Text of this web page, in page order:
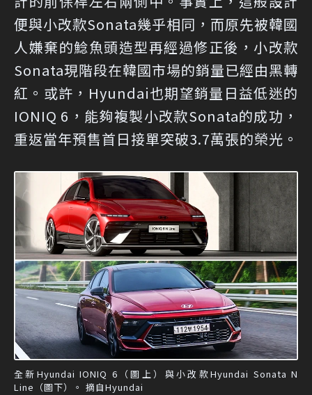
便與小改款Sonata幾乎相同，而原先被韓國
人嫌棄的鯰魚頭造型再經過修正後，小改款
Sonata現階段在韓國市場的銷量已經由黑轉
紅。或許，Hyundai也期望銷量日益低迷的
IONIQ 6，能夠複製小改款Sonata的成功，
重返當年預售首日接單突破3.7萬張的榮光。
全新Hyundai IONIQ 6（圖上）與小改款Hyundai Sonata N
Line（圖下）。 摘自Hyundai